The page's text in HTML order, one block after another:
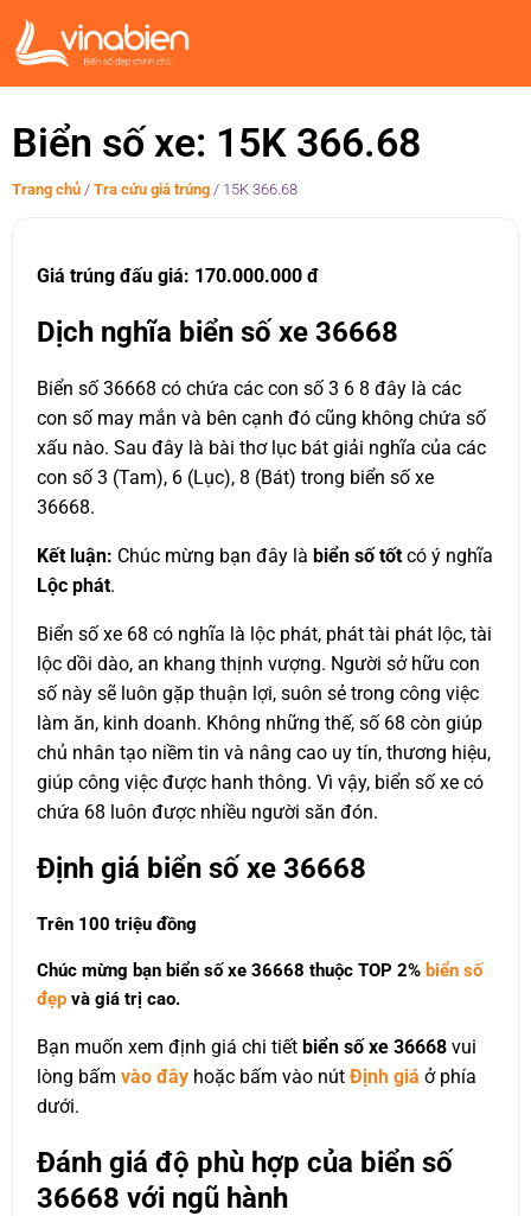
Biển số xe: 15K 366.68
Trang chủ / Tra cứu giá trúng / 15K 366.68
Giá trúng đấu giá: 170.000.000 đ
Dịch nghĩa biển số xe 36668
Biển số 36668 có chứa các con số 3 6 8 đây là các
con số may mắn và bên cạnh đó cũng không chứa số
xấu nào. Sau đây là bài thơ lục bát giải nghĩa của các
con số 3 (Tam), 6 (Lục), 8 (Bát) trong biển số xe
36668.
Kết luận: Chúc mừng bạn đây là biển số tốt có ý nghĩa
Lộc phát.
Biển số xe 68 có nghĩa là lộc phát, phát tài phát lộc, tài
lộc dồi dào, an khang thịnh vượng. Người sở hữu con
số này sẽ luôn gặp thuận lợi, suôn sẻ trong công việc
làm ăn, kinh doanh. Không những thế, số 68 còn giúp
chủ nhân tạo niềm tin và nâng cao uy tín, thương hiệu,
giúp công việc được hanh thông. Vì vậy, biển số xe có
chứa 68 luôn được nhiều người săn đón.
Định giá biển số xe 36668
Trên 100 triệu đồng
Chúc mừng bạn biển số xe 36668 thuộc TOP 2% biển số
đẹp và giá trị cao.
Bạn muốn xem định giá chi tiết biển số xe 36668 vui
lòng bấm vào đây hoặc bấm vào nút Định giá ở phía
dưới.
Đánh giá độ phù hợp của biển số
36668 với ngũ hành